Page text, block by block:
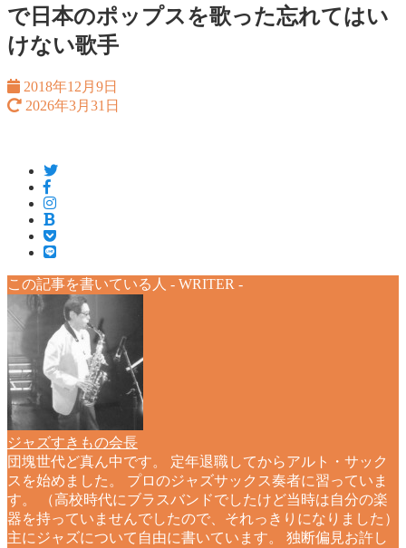
で日本のポップスを歌った忘れてはい
けない歌手
2018年12月9日
2026年3月31日
この記事を書いている人 - WRITER -
ジャズすきもの会長
団塊世代ど真ん中です。 定年退職してからアルト・サック
スを始めました。 プロのジャズサックス奏者に習っていま
す。 （高校時代にブラスバンドでしたけど当時は自分の楽
器を持っていませんでしたので、それっきりになりました）
主にジャズについて自由に書いています。 独断偏見お許し